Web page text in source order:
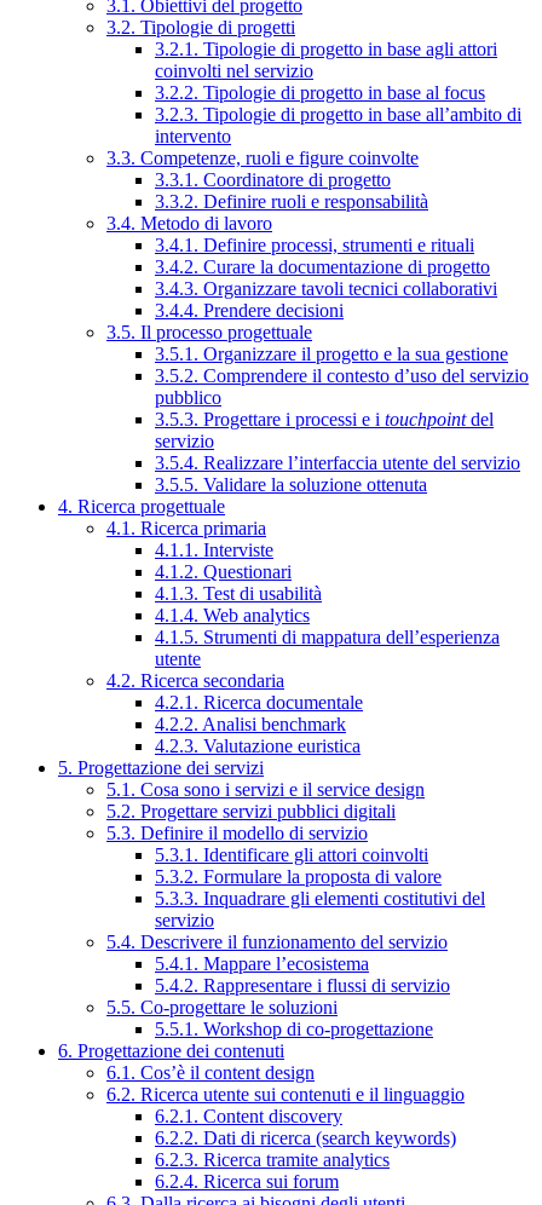
3.1. Obiettivi del progetto
3.2. Tipologie di progetti
3.2.1. Tipologie di progetto in base agli attori
coinvolti nel servizio
3.2.2. Tipologie di progetto in base al focus
3.2.3. Tipologie di progetto in base all’ambito di
intervento
3.3. Competenze, ruoli e figure coinvolte
3.3.1. Coordinatore di progetto
3.3.2. Definire ruoli e responsabilità
3.4. Metodo di lavoro
3.4.1. Definire processi, strumenti e rituali
3.4.2. Curare la documentazione di progetto
3.4.3. Organizzare tavoli tecnici collaborativi
3.4.4. Prendere decisioni
3.5. Il processo progettuale
3.5.1. Organizzare il progetto e la sua gestione
3.5.2. Comprendere il contesto d’uso del servizio
pubblico
3.5.3. Progettare i processi e i touchpointdel
servizio
3.5.4. Realizzare l’interfaccia utente del servizio
3.5.5. Validare la soluzione ottenuta
4. Ricerca progettuale
4.1. Ricerca primaria
4.1.1. Interviste
4.1.2. Questionari
4.1.3. Test di usabilità
4.1.4. Web analytics
4.1.5. Strumenti di mappatura dell’esperienza
utente
4.2. Ricerca secondaria
4.2.1. Ricerca documentale
4.2.2. Analisi benchmark
4.2.3. Valutazione euristica
5. Progettazione dei servizi
5.1. Cosa sono i servizi e il service design
5.2. Progettare servizi pubblici digitali
5.3. Definire il modello di servizio
5.3.1. Identificare gli attori coinvolti
5.3.2. Formulare la proposta di valore
5.3.3. Inquadrare gli elementi costitutivi del
servizio
5.4. Descrivere il funzionamento del servizio
5.4.1. Mappare l’ecosistema
5.4.2. Rappresentare i flussi di servizio
5.5. Co-progettare le soluzioni
5.5.1. Workshop di co-progettazione
6. Progettazione dei contenuti
6.1. Cos’è il content design
6.2. Ricerca utente sui contenuti e il linguaggio
6.2.1. Content discovery
6.2.2. Dati di ricerca (search keywords)
6.2.3. Ricerca tramite analytics
6.2.4. Ricerca sui forum